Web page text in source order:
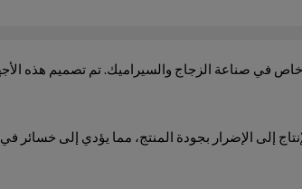
في صناعة الزجاج والسيراميك. تم تصميم هذه
الإضرار بجودة المنتج، مما يؤدي إلى خسائر